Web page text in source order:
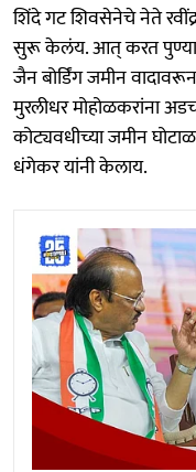
शिंदे गट शिवसेनेचे नेते
सुरू केलंय. आत् करत
जैन बोर्डिंग जमीन
मुरलीधर मोहोळकरांना
कोट्यवधीच्या जमीन
धंगेकर यांनी केलाय.